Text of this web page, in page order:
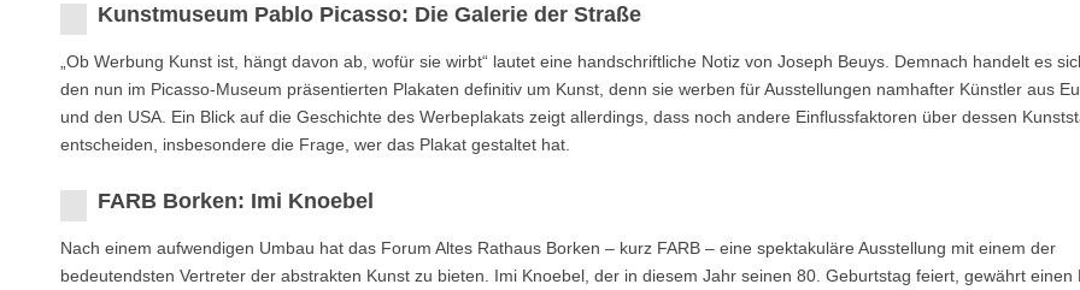
Kunstmuseum Pablo Picasso: Die Galerie der Straße
„Ob Werbung Kunst ist, hängt davon ab, wofür sie wirbt“ lautet eine handschriftliche Notiz von Joseph Beuys. Demnach handelt es
den nun im Picasso-Museum präsentierten Plakaten definitiv um Kunst, denn sie werben für Ausstellungen namhafter Künstler aus
und den USA. Ein Blick auf die Geschichte des Werbeplakats zeigt allerdings, dass noch andere Einflussfaktoren über dessen
entscheiden, insbesondere die Frage, wer das Plakat gestaltet hat.
FARB Borken: Imi Knoebel
Nach einem aufwendigen Umbau hat das Forum Altes Rathaus Borken – kurz FARB – eine spektakuläre Ausstellung mit einem der
bedeutendsten Vertreter der abstrakten Kunst zu bieten. Imi Knoebel, der in diesem Jahr seinen 80. Geburtstag feiert, gewährt einen